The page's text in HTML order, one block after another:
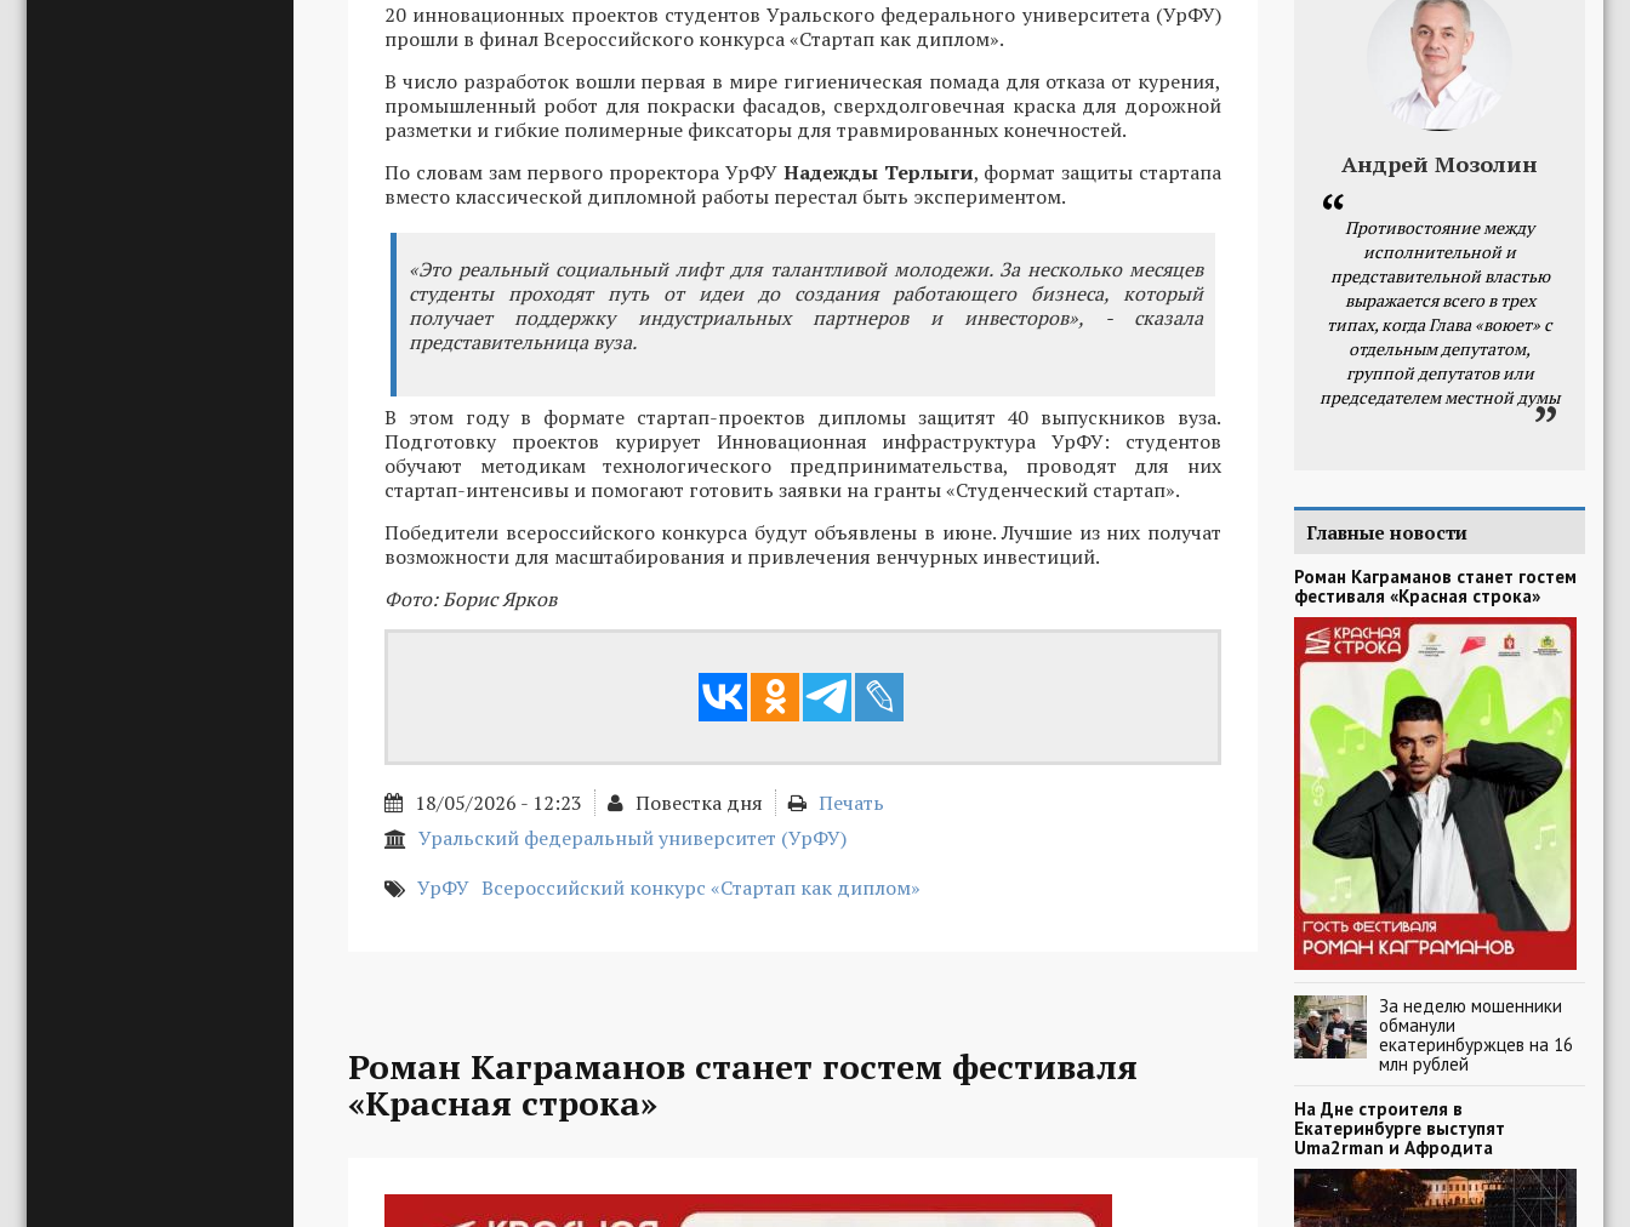
20 инновационных проектов студентов Уральского федерального университета (УрФУ)
прошли в финал Всероссийского конкурса «Стартап как диплом».
В число разработок вошли первая в мире гигиеническая помада для отказа от курения,
промышленный робот для покраски фасадов, сверхдолговечная краска для дорожной
разметки и гибкие полимерные фиксаторы для травмированных конечностей.
По словам зам первого проректора УрФУ Надежды Терлыги, формат защиты стартапа
вместо классической дипломной работы перестал быть экспериментом.
«Это реальный социальный лифт для талантливой молодежи. За несколько месяцев
студенты проходят путь от идеи до создания работающего бизнеса, который
получает поддержку индустриальных партнеров и инвесторов», - сказала
представительница вуза.
В этом году в формате стартап-проектов дипломы защитят 40 выпускников вуза.
Подготовку проектов курирует Инновационная инфраструктура УрФУ: студентов
обучают методикам технологического предпринимательства, проводят для них
стартап-интенсивы и помогают готовить заявки на гранты «Студенческий стартап».
Победители всероссийского конкурса будут объявлены в июне. Лучшие из них получат
возможности для масштабирования и привлечения венчурных инвестиций.
Фото: Борис Ярков
18/05/2026 - 12:23 Повестка дня
Печать
Уральский федеральный университет (УрФУ)
УрФУ Всероссийский конкурс «Стартап как диплом»
Роман Каграманов станет гостем фестиваля
«Красная строка»
Андрей Мозолин
Противостояние между
исполнительной и
представительной властью
выражается всего в трех
типах, когда Глава «воюет» с
отдельным депутатом,
группой депутатов или
председателем местной думы
Главные новости
Роман Каграманов станет гостем
фестиваля «Красная строка»
За неделю мошенники
обманули
екатеринбуржцев на 16
млн рублей
На Дне строителя в
Екатеринбурге выступят
Uma2rman и Афродита